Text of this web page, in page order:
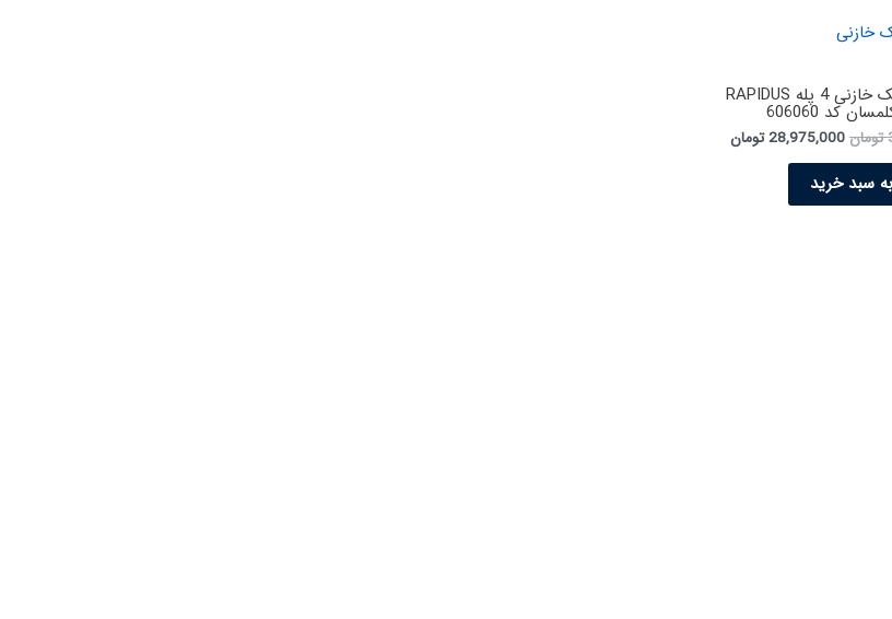
رگولاتور بانک خازنی 4 پله RAPIDUS
تومان28,975,000تومان
سبد خرید